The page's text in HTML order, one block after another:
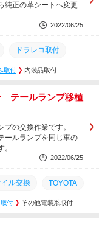
純正の革シートへ変更
2022/06/25
ドラレコ取付
動車 カスタム
トヨタ
取付 内装品取付
テールランプ移植
の交換作業です。
ールランプを同じ車の
2022/06/25
イル交換 TOYOTA
交換
付 その他電装系取付